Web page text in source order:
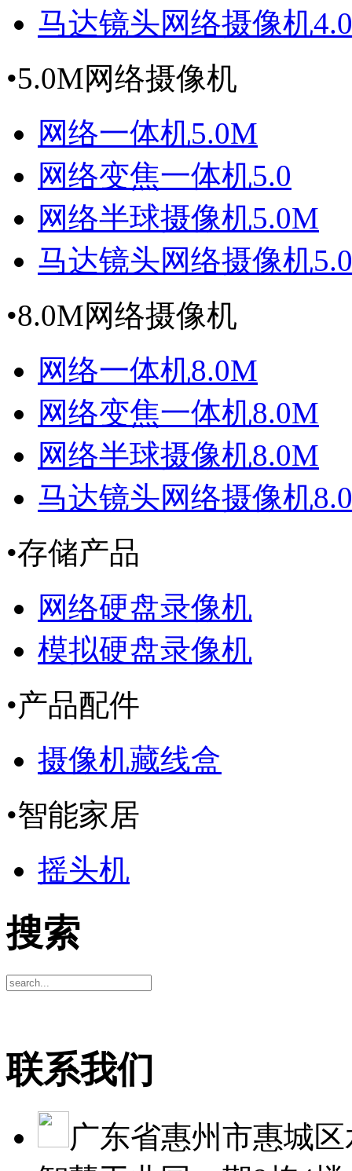
马达镜头网络摄像机
•5.0M网络摄像机
网络一体机5.0M
网络变焦一体机5.0
网络半球摄像机5.0M
马达镜头网络摄像机
•8.0M网络摄像机
网络一体机8.0M
网络变焦一体机8.0M
网络半球摄像机8.0M
马达镜头网络摄像机
•存储产品
网络硬盘录像机
模拟硬盘录像机
•产品配件
摄像机藏线盒
•智能家居
摇头机
搜索
联系我们
广东省惠州市惠城